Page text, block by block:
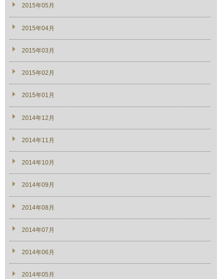
2015年05月
2015年04月
2015年03月
2015年02月
2015年01月
2014年12月
2014年11月
2014年10月
2014年09月
2014年08月
2014年07月
2014年06月
2014年05月